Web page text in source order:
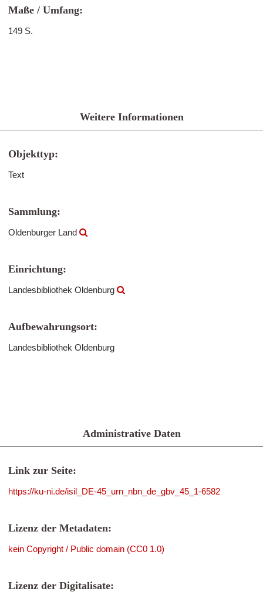
Maße / Umfang:
149 S.
Weitere Informationen
Objekttyp:
Text
Sammlung:
Oldenburger Land
Einrichtung:
Landesbibliothek Oldenburg
Aufbewahrungsort:
Landesbibliothek Oldenburg
Administrative Daten
Link zur Seite:
https://ku-ni.de/isil_DE-45_urn_nbn_de_gbv_45_1-6582
Lizenz der Metadaten:
kein Copyright / Public domain (CC0 1.0)
Lizenz der Digitalisate: